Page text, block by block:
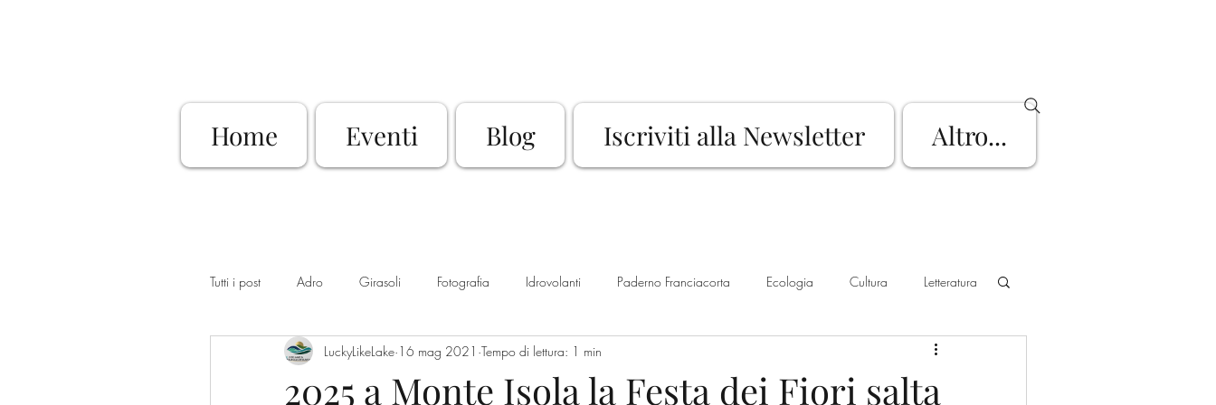
Home Eventi Blog Iscriviti alla Newsletter Altro...
Tutti i post Adro Girasoli Fotografia Idrovolanti Paderno Franciacorta Ecologia Cultura Letteratura
Dimore Storiche Sovere Rassegna Culturale Sport Mountain Bike
2025 a Monte Isola la Festa dei Fiori salta
LuckyLikeLake 16 mag 2021 Tempo di lettura: 1 min